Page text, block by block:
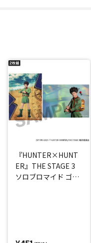
『HUNTER×HUNT
ER』THE STAGE 3
ソロブロマイド ゴン